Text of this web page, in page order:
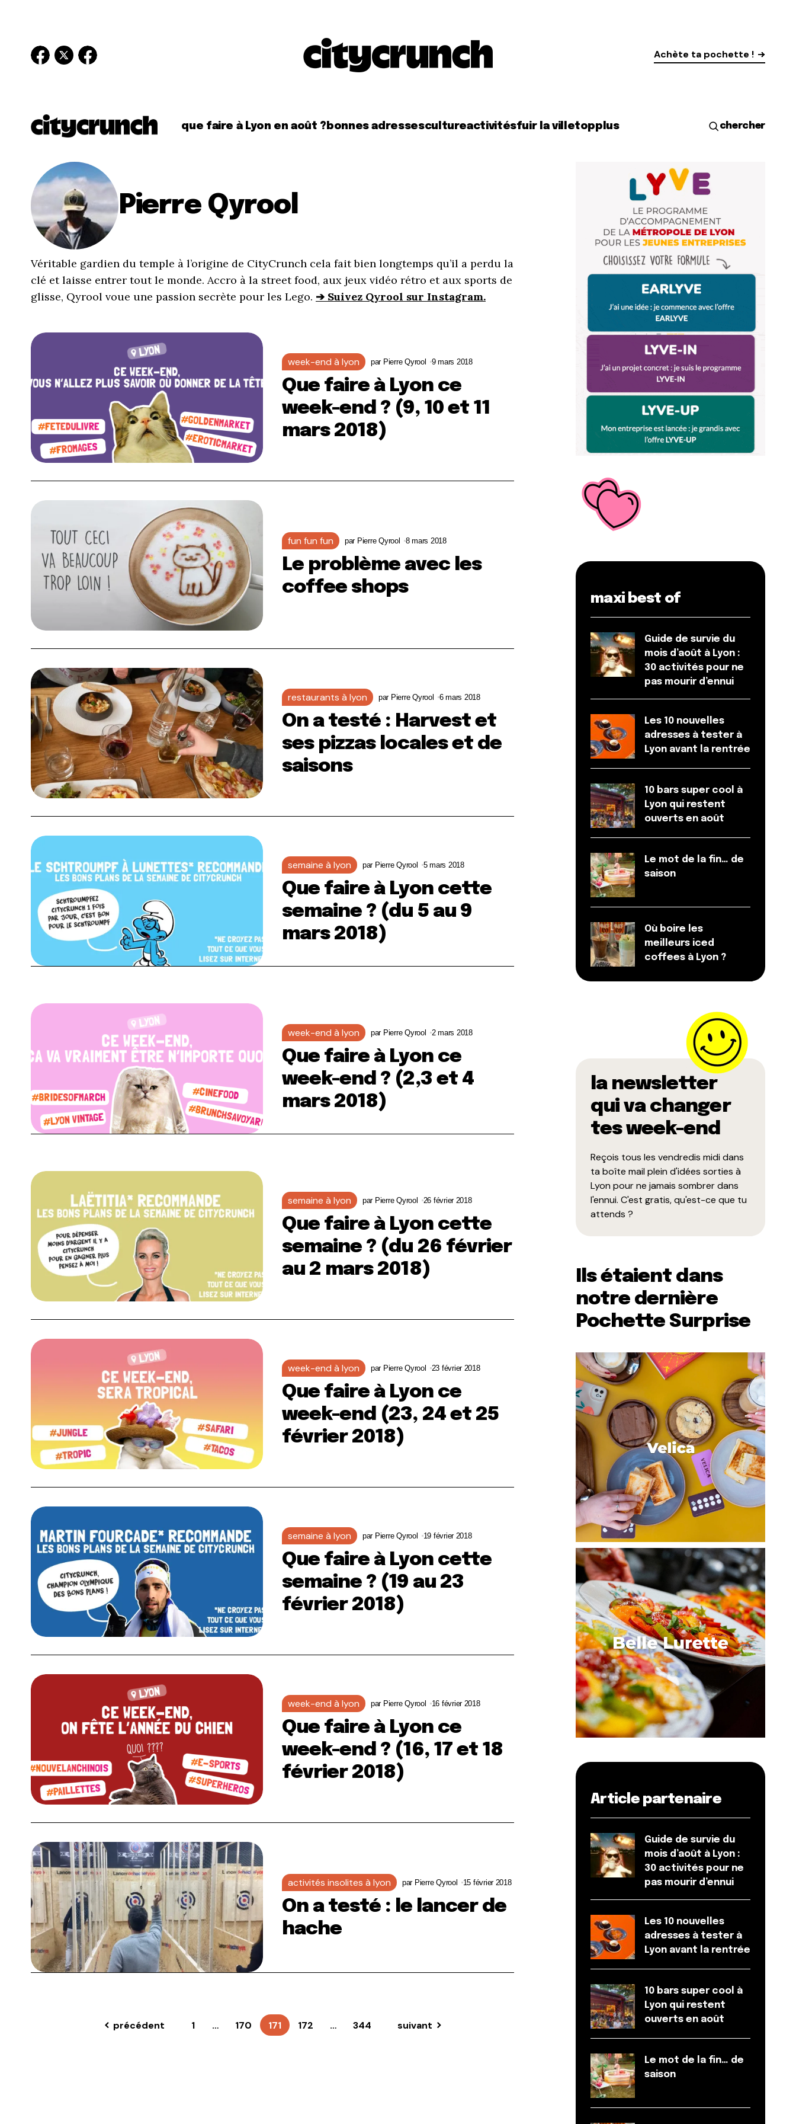
Achète ta pochette !
que faire à Lyon en août ? bonnes adressescultureactivitésfuir la villetopplus chercher
Pierre Qyrool
Véritable gardien du temple à l’origine de CityCrunch cela fait bien longtemps qu’il a perdu la
clé et laisse entrer tout le monde. Accro à la street food, aux jeux vidéo rétro et aux sports de
glisse, Qyrool voue une passion secrète pour les Lego. ➔ Suivez Qyrool sur Instagram.
week-end à lyon par Pierre Qyrool 9 mars 2018
Que faire à Lyon ce
week-end ? (9, 10 et 11
mars 2018)
fun fun fun par Pierre Qyrool 8 mars 2018
Le problème avec les
coffee shops
restaurants à lyon par Pierre Qyrool 6 mars 2018
On a testé : Harvest et
ses pizzas locales et de
saisons
semaine à lyon par Pierre Qyrool 5 mars 2018
Que faire à Lyon cette
semaine ? (du 5 au 9
mars 2018)
week-end à lyon par Pierre Qyrool 2 mars 2018
Que faire à Lyon ce
week-end ? (2,3 et 4
mars 2018)
semaine à lyon par Pierre Qyrool 26 février 2018
Que faire à Lyon cette
semaine ? (du 26 février
au 2 mars 2018)
week-end à lyon par Pierre Qyrool 23 février 2018
Que faire à Lyon ce
week-end (23, 24 et 25
février 2018)
semaine à lyon par Pierre Qyrool 19 février 2018
Que faire à Lyon cette
semaine ? (19 au 23
février 2018)
week-end à lyon par Pierre Qyrool 16 février 2018
Que faire à Lyon ce
week-end ? (16, 17 et 18
février 2018)
activités insolites à lyon par Pierre Qyrool 15 février 2018
On a testé : le lancer de
hache
précédent 1 … 170 171 172 … 344 suivant
maxi best of
Guide de survie du
mois d’août à Lyon :
30 activités pour ne
pas mourir d’ennui
Les 10 nouvelles
adresses à tester à
Lyon avant la rentrée
10 bars super cool à
Lyon qui restent
ouverts en août
Le mot de la fin… de
saison
Où boire les
meilleurs iced
coffees à Lyon ?
la newsletter
qui va changer
tes week-end
Reçois tous les vendredis midi dans
ta boîte mail plein d'idées sorties à
Lyon pour ne jamais sombrer dans
l'ennui. C'est gratis, qu'est-ce que tu
attends ?
Ils étaient dans
notre dernière
Pochette Surprise
Article partenaire
Guide de survie du
mois d’août à Lyon :
30 activités pour ne
pas mourir d’ennui
Les 10 nouvelles
adresses à tester à
Lyon avant la rentrée
10 bars super cool à
Lyon qui restent
ouverts en août
Le mot de la fin… de
saison